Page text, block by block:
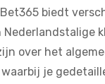
biedt
over het
je